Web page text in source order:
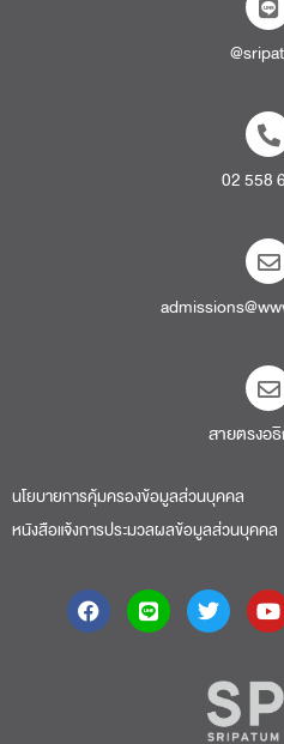
02 558
สายตรงอ
นโยบายการคุ้มครองข้อมูลส่วนบุคคล
หนังสือแจ้งการประมวลผลข้อมูลส่วนบุคคล